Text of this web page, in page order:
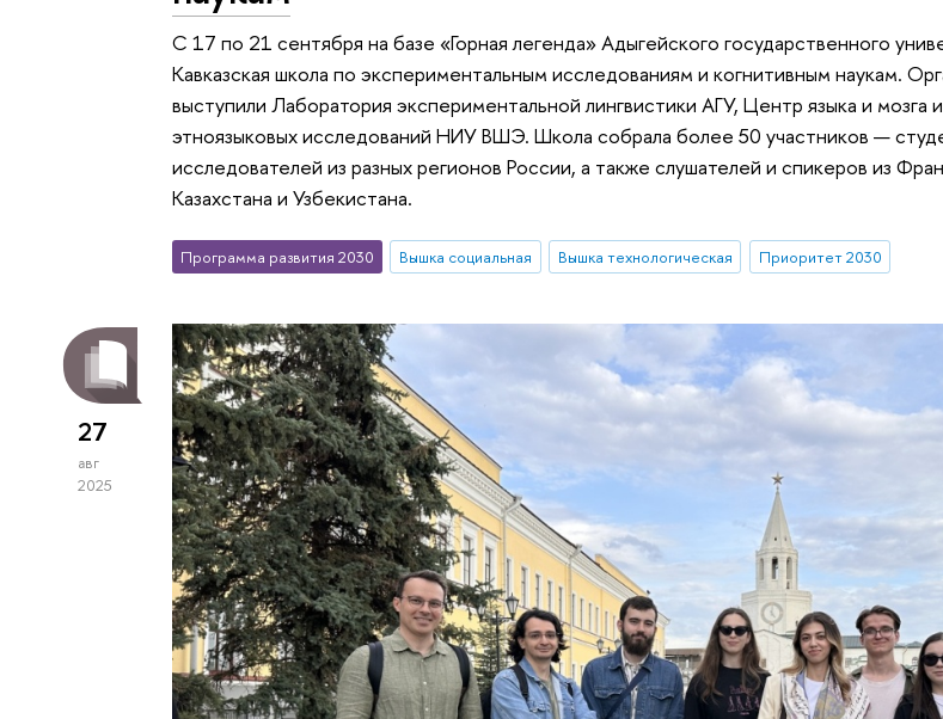
С 17 по 21 сентября на базе «Горная легенда» Адыгейского государственного
Кавказская школа по экспериментальным исследованиям и когнитивным наукам.
выступили Лаборатория экспериментальной лингвистики АГУ, Центр языка и мозга
этноязыковых исследований НИУ ВШЭ. Школа собрала более 50 участников —
исследователей из разных регионов России, а также слушателей и спикеров из
Казахстана и Узбекистана.
Программа развития 2030 Вышка социальная Вышка технологическая Приоритет 2030
27
авг
2025